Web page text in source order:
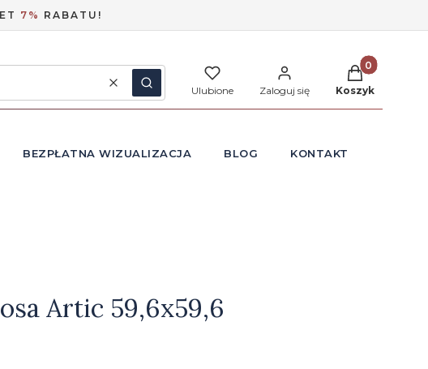
7% RABATU!
WyczyśćSzukaj Ulubione Zaloguj się
Produkty w
Koszyk
BEZPŁATNA WIZUALIZACJA BLOG KONTAKT
Artic 59,6x59,6